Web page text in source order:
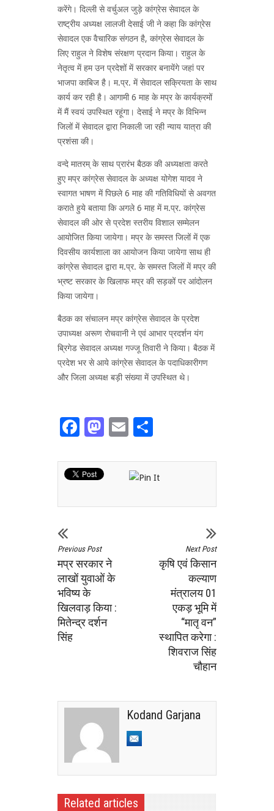
करेंगे। दिल्ली से वर्चुअल जुड़े कांग्रेस सेवादल के
राष्ट्रीय अध्यक्ष लालजी देसाई जी ने कहा कि कांग्रेस
सेवादल एक वैचारिक संगठन है, कांग्रेस सेवादल के
लिए राहुल ने विशेष संरक्षण प्रदान किया। राहुल के
नेतृत्व में हम उन प्रदेशों में सरकार बनायेंगे जहां पर
भाजपा काबिज है। म.प्र. में सेवादल सक्रियता के साथ
कार्य कर रही है। आगामी 6 माह के मप्र के कार्यक्रमों
में मैं स्वयं उपस्थित रहूंगा। देसाई ने मप्र के विभिन्न
जिलों में सेवादल द्वारा निकाली जा रही न्याय यात्रा की
प्रशंसा की।
वन्दे मातरम् के साथ प्रारंभ बैठक की अध्यक्षता करते
हुए मप्र कांग्रेस सेवादल के अध्यक्ष योगेश यादव ने
स्वागत भाषण में पिछले 6 माह की गतिविधियों से अवगत
कराते हुये बताया कि अगले 6 माह में म.प्र. कांग्रेस
सेवादल की ओर से प्रदेश स्तरीय विशाल सम्मेलन
आयोजित किया जायेगा। मप्र के समस्त जिलों में एक
दिवसीय कार्यशाला का आयोजन किया जायेगा साथ ही
कांग्रेस सेवादल द्वारा म.प्र. के समस्त जिलों में मप्र की
भ्रष्ट सरकार के खिलाफ मप्र की सड़कों पर आंदोलन
किया जायेगा।
बैठक का संचालन मप्र कांग्रेस सेवादल के प्रदेश
उपाध्यक्ष अरूण रोचवानी ने एवं आभार प्रदर्शन यंग
ब्रिगेड सेवादल अध्यक्ष गज्जू तिवारी ने किया। बैठक में
प्रदेश भर से आये कांग्रेस सेवादल के पदाधिकारीगण
और जिला अध्यक्ष बड़ी संख्या में उपस्थित थे।
Facebook
Mastodon
Email
Previous Post
मप्र सरकार ने
लाखों युवाओं के
भविष्य के
खिलवाड़ किया :
मितेन्द्र दर्शन
सिंह
Next Post
कृषि एवं किसान
कल्‍याण
मंत्रालय 01
एकड़ भूमि में
“मातृ वन”
स्थापित करेगा :
शिवराज सिंह
चौहान
Kodand Garjana
Related articles